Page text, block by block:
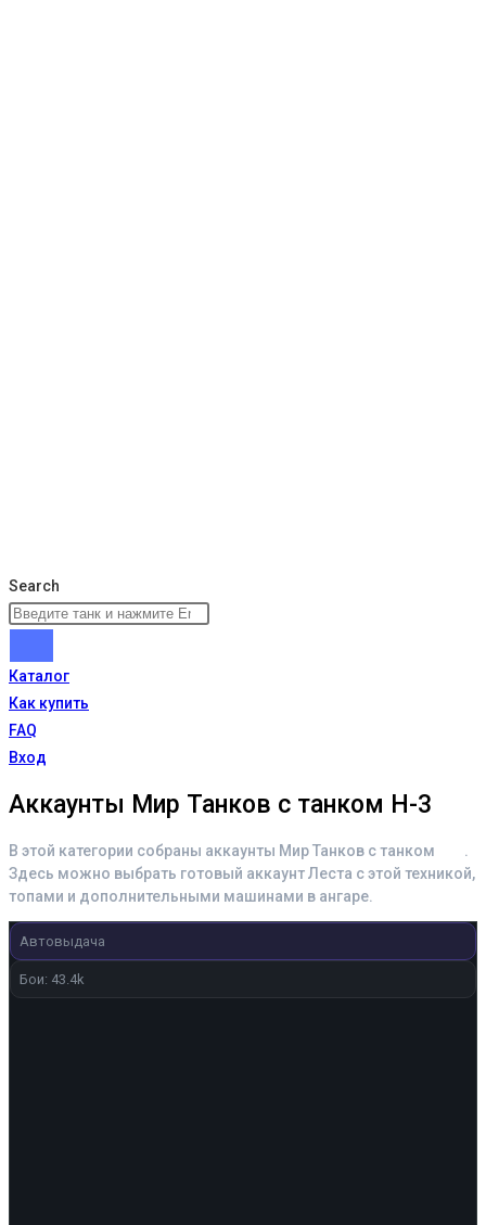
Search
Каталог
Как купить
FAQ
Вход
Аккаунты Мир Танков с танком H-3
В этой категории собраны аккаунты Мир Танков с танком
.
Здесь можно выбрать готовый аккаунт Леста с этой техникой,
топами и дополнительными машинами в ангаре.
Автовыдача
Бои: 43.4k